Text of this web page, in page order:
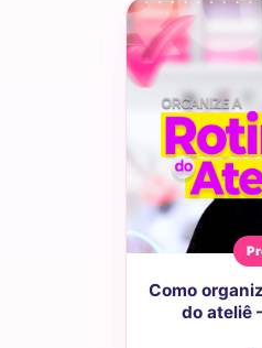
Como
do ateliê